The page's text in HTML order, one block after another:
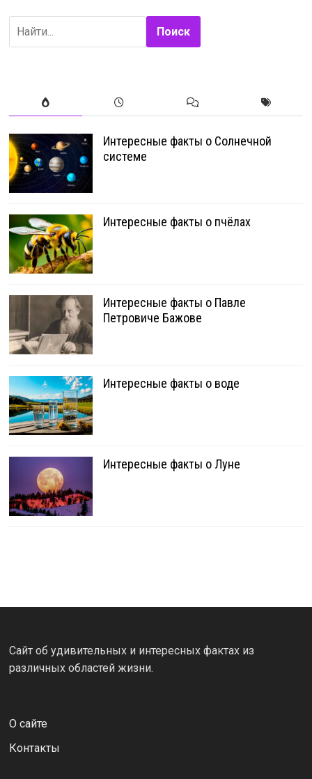
Поиск
Интересные факты о Солнечной
системе
Интересные факты о пчёлах
Интересные факты о Павле
Петровиче Бажове
Интересные факты о воде
Интересные факты о Луне
Сайт об удивительных и интересных фактах из
различных областей жизни.
О сайте
Контакты